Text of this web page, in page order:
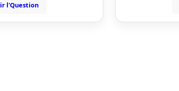
l'Question